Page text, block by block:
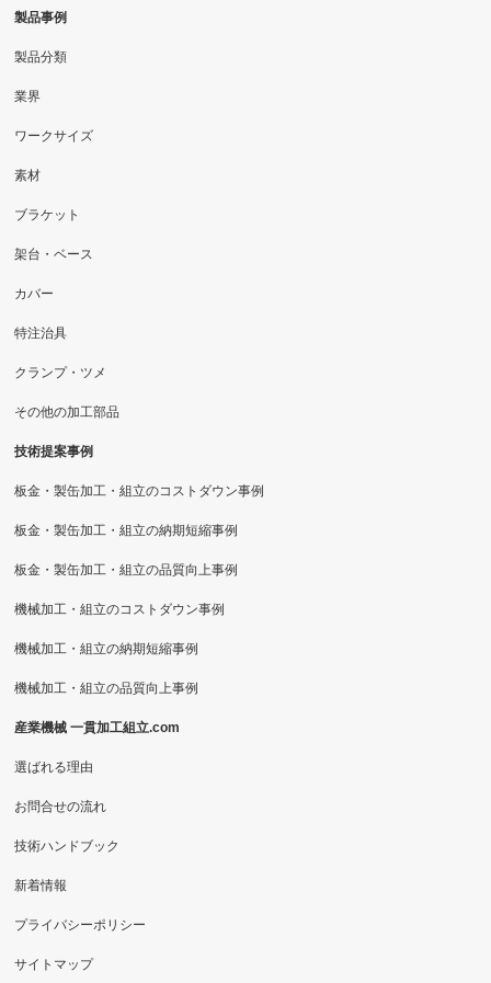
製品事例
製品分類
業界
ワークサイズ
素材
ブラケット
架台・ベース
カバー
特注治具
クランプ・ツメ
その他の加工部品
技術提案事例
板金・製缶加工・組立のコストダウン事例
板金・製缶加工・組立の納期短縮事例
板金・製缶加工・組立の品質向上事例
機械加工・組立のコストダウン事例
機械加工・組立の納期短縮事例
機械加工・組立の品質向上事例
産業機械 一貫加工組立.com
選ばれる理由
お問合せの流れ
技術ハンドブック
新着情報
プライバシーポリシー
サイトマップ